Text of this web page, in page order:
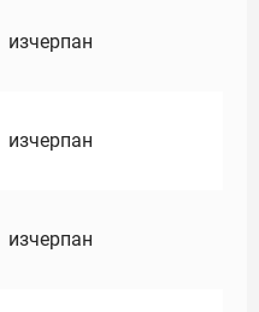
изчерпан
изчерпан
изчерпан